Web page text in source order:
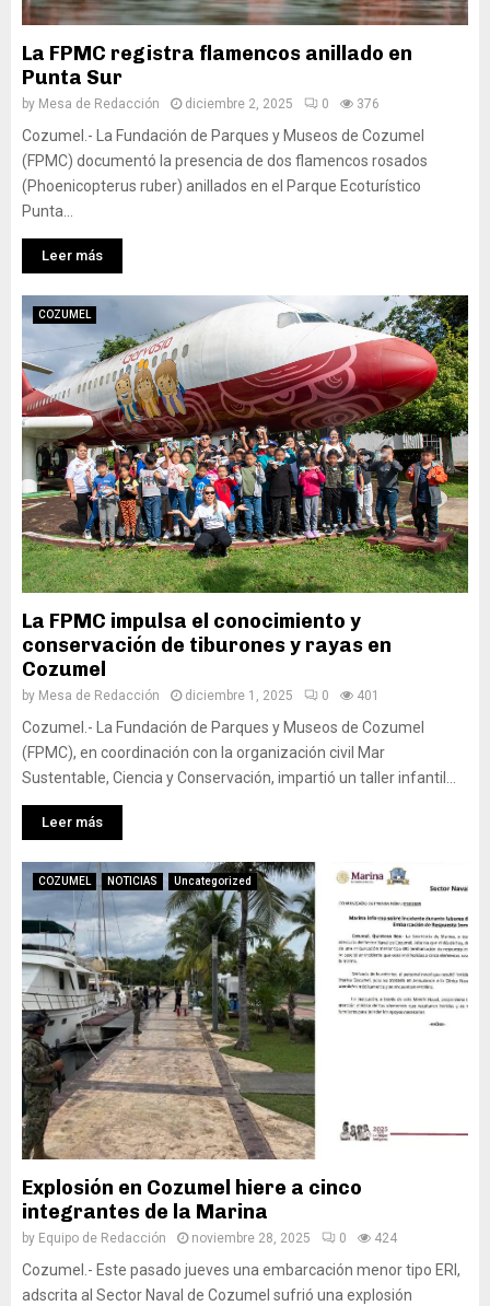
La FPMC registra flamencos anillado en
Punta Sur
by Mesa de Redacción diciembre 2, 2025 0 376
Cozumel.- La Fundación de Parques y Museos de Cozumel
(FPMC) documentó la presencia de dos flamencos rosados
(Phoenicopterus ruber) anillados en el Parque Ecoturístico
Punta...
Leer más
COZUMEL
La FPMC impulsa el conocimiento y
conservación de tiburones y rayas en
Cozumel
by Mesa de Redacción diciembre 1, 2025 0 401
Cozumel.- La Fundación de Parques y Museos de Cozumel
(FPMC), en coordinación con la organización civil Mar
Sustentable, Ciencia y Conservación, impartió un taller infantil...
Leer más
COZUMEL NOTICIAS Uncategorized
Explosión en Cozumel hiere a cinco
integrantes de la Marina
by Equipo de Redacción noviembre 28, 2025 0 424
Cozumel.- Este pasado jueves una embarcación menor tipo ERI,
adscrita al Sector Naval de Cozumel sufrió una explosión